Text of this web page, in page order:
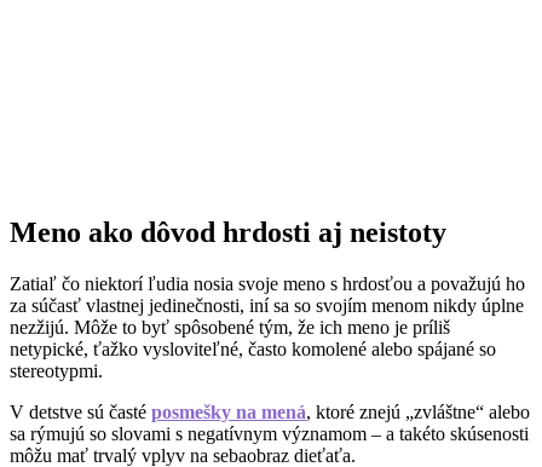
Meno ako dôvod hrdosti aj neistoty
Zatiaľ čo niektorí ľudia nosia svoje meno s hrdosťou a považujú ho
za súčasť vlastnej jedinečnosti, iní sa so svojím menom nikdy úplne
nezžijú. Môže to byť spôsobené tým, že ich meno je príliš
netypické, ťažko vysloviteľné, často komolené alebo spájané so
stereotypmi.
V detstve sú časté posmešky na mená, ktoré znejú „zvláštne“ alebo
sa rýmujú so slovami s negatívnym významom – a takéto skúsenosti
môžu mať trvalý vplyv na sebaobraz dieťaťa.